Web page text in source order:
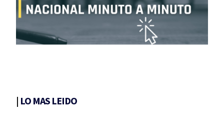
| LO MAS LEIDO